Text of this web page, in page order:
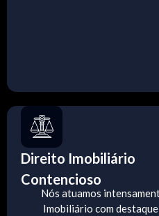
Direito Imobiliário
Contencioso
Nós atuamos
Imobiliário com